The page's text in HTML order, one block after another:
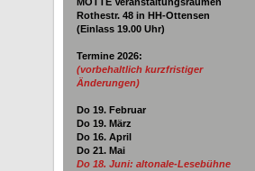
Rothestr. 48 in HH-Ottensen
(Einlass 19.00 Uhr)
Termine 2026:
(vorbehaltlich kurzfristiger
Änderungen)
Do 19. Februar
Do 19. März
Do 16. April
Do 21. Mai
Do 18. Juni: altonale-Lesebühne